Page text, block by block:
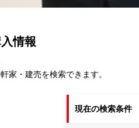
情報
家・建売を検索できます。
現在の検索条件